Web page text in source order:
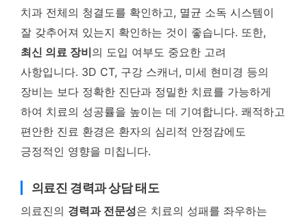
치과 전체의 청결도를 확인하고, 멸균 소독 시스템이
잘 갖추어져 있는지 확인하는 것이 좋습니다. 또한,
최신 의료 장비의 도입 여부도 중요한 고려
사항입니다. 3D CT, 구강 스캐너, 미세 현미경 등의
장비는 보다 정확한 진단과 정밀한 치료를 가능하게
하여 치료의 성공률을 높이는 데 기여합니다. 쾌적하고
편안한 진료 환경은 환자의 심리적 안정감에도
긍정적인 영향을 미칩니다.
의료진 경력과 상담 태도
의료진의 경력과 전문성은 치료의 성패를 좌우하는